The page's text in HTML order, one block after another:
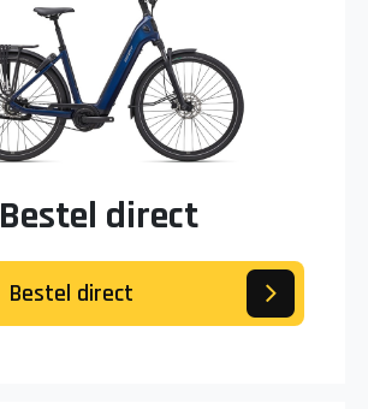
Bestel direct
Bestel direct